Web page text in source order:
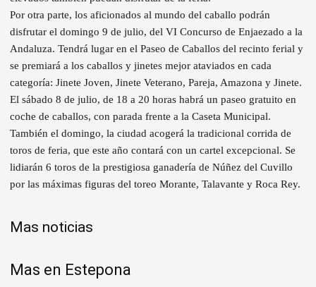
Por otra parte, los aficionados al mundo del caballo podrán
disfrutar el domingo 9 de julio, del VI Concurso de Enjaezado a la
Andaluza. Tendrá lugar en el Paseo de Caballos del recinto ferial y
se premiará a los caballos y jinetes mejor ataviados en cada
categoría: Jinete Joven, Jinete Veterano, Pareja, Amazona y Jinete.
El sábado 8 de julio, de 18 a 20 horas habrá un paseo gratuito en
coche de caballos, con parada frente a la Caseta Municipal.
También el domingo, la ciudad acogerá la tradicional corrida de
toros de feria, que este año contará con un cartel excepcional. Se
lidiarán 6 toros de la prestigiosa ganadería de Núñez del Cuvillo
por las máximas figuras del toreo Morante, Talavante y Roca Rey.
Mas noticias
Mas en Estepona